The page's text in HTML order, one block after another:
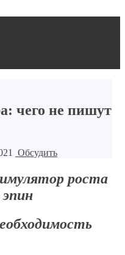
чего не пишут
Обсудить
роста